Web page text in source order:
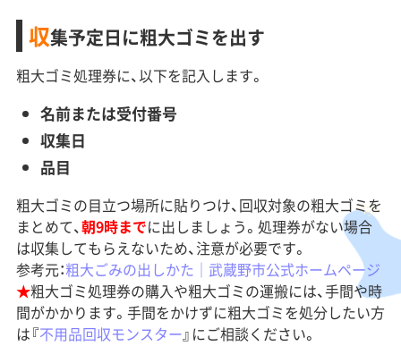
収集予定日に粗大ゴミを出す
粗大ゴミ処理券に、以下を記入します。
名前または受付番号
収集日
品目
粗大ゴミの目立つ場所に貼りつけ、回収対象の粗大ゴミを
まとめて、朝9時までに出しましょう。処理券がない場合
は収集してもらえないため、注意が必要です。
参考元：粗大ごみの出しかた｜武蔵野市公式ホームページ
★粗大ゴミ処理券の購入や粗大ゴミの運搬には、手間や時
間がかかります。手間をかけずに粗大ゴミを処分したい方
は『不用品回収モンスター』にご相談ください。